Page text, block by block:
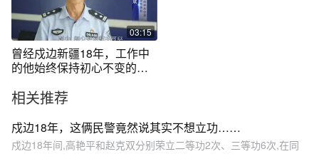
03:15
曾经戍边新疆18年，工作中
的他始终保持初心不变的军
相关推荐
戍边18年，这俩民警竟然说其实不想立功……
戍边18年间,高艳平和赵克双分别荣立二等功2次、三等功6次,在同